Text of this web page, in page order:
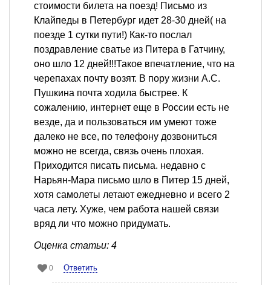
стоимости билета на поезд! Письмо из
Клайпеды в Петербург идет 28-30 дней( на
поезде 1 сутки пути!) Как-то послал
поздравление сватье из Питера в Гатчину,
оно шло 12 дней!!!Такое впечатление, что на
черепахах почту возят. В пору жизни А.С.
Пушкина почта ходила быстрее. К
сожалению, интернет еще в России есть не
везде, да и пользоваться им умеют тоже
далеко не все, по телефону дозвониться
можно не всегда, связь очень плохая.
Приходится писать письма. недавно с
Нарьян-Мара письмо шло в Питер 15 дней,
хотя самолеты летают ежедневно и всего 2
часа лету. Хуже, чем работа нашей связи
вряд ли что можно придумать.
Оценка статьи: 4
0 Ответить